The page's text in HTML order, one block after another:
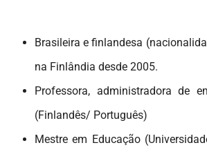
Brasileira e finlandesa
na Finlândia desde 2005.
Professora, administradora de
(Finlandês/ Português)
Mestre em Educação